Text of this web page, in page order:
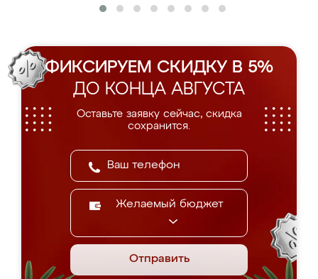
ФИКСИРУЕМ СКИДКУ В 5%
ДО КОНЦА АВГУСТА
Оставьте заявку сейчас, скидка
сохранится.
Желаемый бюджет
Отправить